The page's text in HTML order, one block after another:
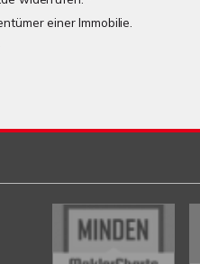
einer Immobilie.